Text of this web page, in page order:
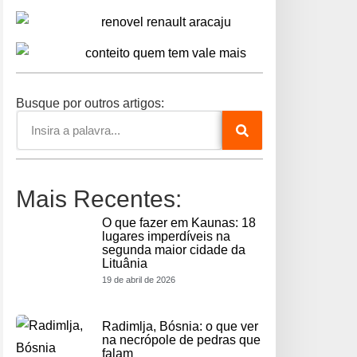
Busque por outros artigos:
Mais Recentes:
O que fazer em Kaunas: 18
lugares imperdíveis na
segunda maior cidade da
Lituânia
19 de abril de 2026
Radimlja, Bósnia: o que ver
na necrópole de pedras que
falam